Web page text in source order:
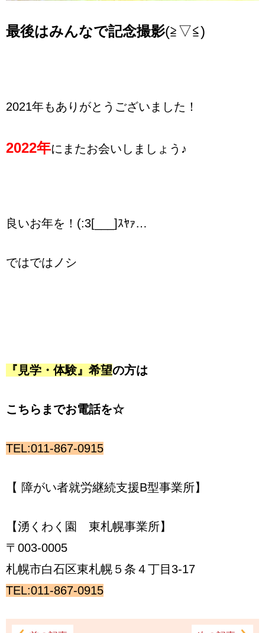
最後はみんなで記念撮影(≧▽≦)
2021年もありがとうございました！
2022年にまたお会いしましょう♪
良いお年を！(:3[___]ｽﾔｧ…
ではではノシ
『見学・体験』希望の方は
こちらまでお電話を☆
TEL:011-867-0915
【 障がい者就労継続支援B型事業所】
【湧くわく園 東札幌事業所】
〒003-0005
札幌市白石区東札幌５条４丁目3-17
TEL:011-867-0915